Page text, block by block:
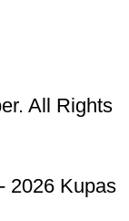
All Rights
2026 Kupas